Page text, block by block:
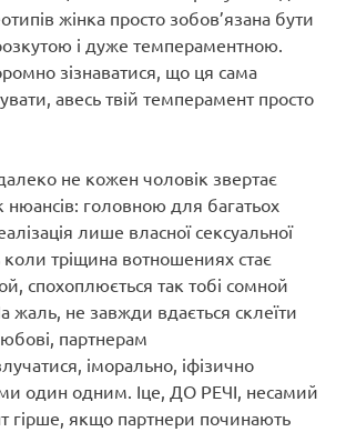
жінка просто зобов’язана бути
і дуже темпераментною.
зізнаватися, що ця сама
авесь твій темперамент просто
не кожен чоловік звертає
нюансів: головною для багатьох
лише власної сексуальної
тріщина вотношениях стає
спохоплюється так тобі сомной
жаль, не завжди вдається склеїти
партнерам
іморально, іфізично
один одним. Іце, ДО РЕЧІ, несамий
гірше, якщо партнери починають